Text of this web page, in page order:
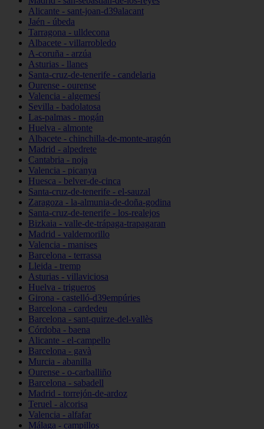
Alicante - sant-joan-d39alacant
Jaén - úbeda
Tarragona - ulldecona
Albacete - villarrobledo
A-coruña - arzúa
Asturias - llanes
Santa-cruz-de-tenerife - candelaria
Ourense - ourense
Valencia - algemesí
Sevilla - badolatosa
Las-palmas - mogán
Huelva - almonte
Albacete - chinchilla-de-monte-aragón
Madrid - alpedrete
Cantabria - noja
Valencia - picanya
Huesca - belver-de-cinca
Santa-cruz-de-tenerife - el-sauzal
Zaragoza - la-almunia-de-doña-godina
Santa-cruz-de-tenerife - los-realejos
Bizkaia - valle-de-trápaga-trapagaran
Madrid - valdemorillo
Valencia - manises
Barcelona - terrassa
Lleida - tremp
Asturias - villaviciosa
Huelva - trigueros
Girona - castelló-d39empúries
Barcelona - cardedeu
Barcelona - sant-quirze-del-vallès
Córdoba - baena
Alicante - el-campello
Barcelona - gavà
Murcia - abanilla
Ourense - o-carballiño
Barcelona - sabadell
Madrid - torrejón-de-ardoz
Teruel - alcorisa
Valencia - alfafar
Málaga - campillos